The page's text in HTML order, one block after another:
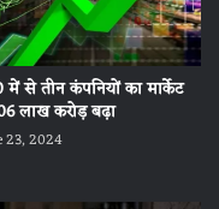
में से तीन कंपनियों का मार्केट
लाख करोड़ बढ़ा
23, 2024